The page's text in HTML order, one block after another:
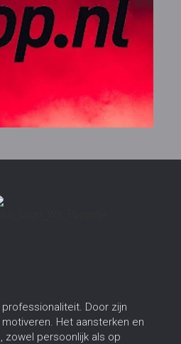
Door zijn
Het aansterken en
zowel persoonlijk als op